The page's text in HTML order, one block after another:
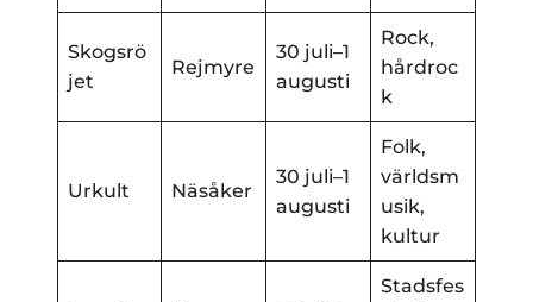
Skogsrö
jet
Rejmyre
30 juli–1
augusti
Rock,
hårdroc
k
Urkult Näsåker
30 juli–1
augusti
Folk,
världsm
usik,
kultur
Stadsfes